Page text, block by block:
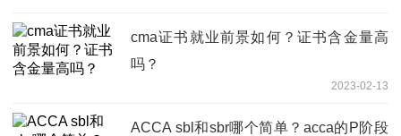
cma证书就业前景如何？证书含金量高
吗？
2023-02-13
ACCA sbl和sbr哪个简单？acca的P阶段